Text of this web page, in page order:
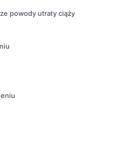
powody utraty ciąży